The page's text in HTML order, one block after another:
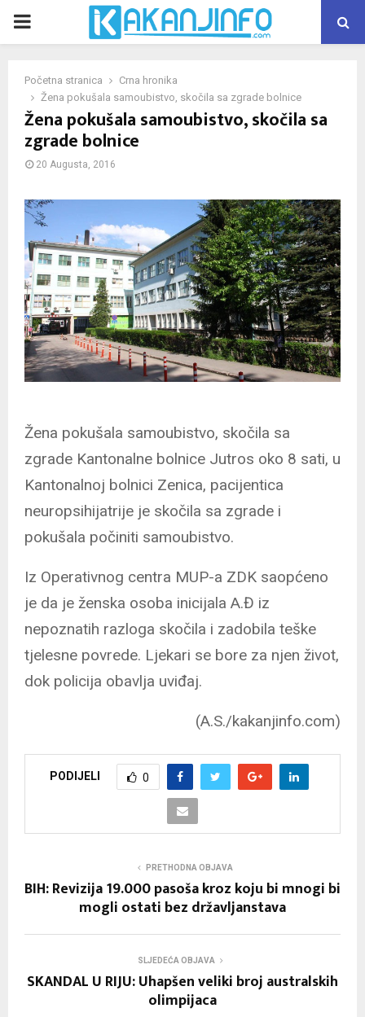
PRIMARY
Početna stranica
Crna hronika
Žena pokušala samoubistvo, skočila sa zgrade bolnice
Žena pokušala samoubistvo, skočila sa
zgrade bolnice
20 Augusta, 2016
Žena pokušala samoubistvo, skočila sa
zgrade Kantonalne bolnice Jutros oko 8 sati, u
Kantonalnoj bolnici Zenica, pacijentica
neuropsihijatrije je skočila sa zgrade i
pokušala počiniti samoubistvo.
Iz Operativnog centra MUP-a ZDK saopćeno
je da je ženska osoba inicijala A.Đ iz
nepoznatih razloga skočila i zadobila teške
tjelesne povrede. Ljekari se bore za njen život,
dok policija obavlja uviđaj.
(A.S./kakanjinfo.com)
PODIJELI 0
PRETHODNA OBJAVA
BIH: Revizija 19.000 pasoša kroz koju bi mnogi bi
mogli ostati bez državljanstava
SLJEDEĆA OBJAVA
SKANDAL U RIJU: Uhapšen veliki broj australskih
olimpijaca